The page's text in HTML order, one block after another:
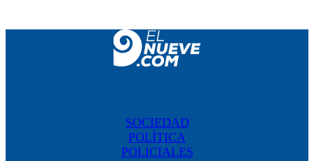
SOCIEDAD
POLÍTICA
POLICIALES